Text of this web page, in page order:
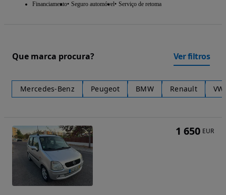
Financiamento Seguro automóvel Serviço de retoma
Que marca procura? Ver filtros
Mercedes-Benz Peugeot BMW Renault VW
1 650 EUR